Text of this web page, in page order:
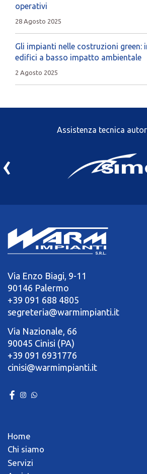
operativi
28 Agosto 2025
Gli impianti nelle costruzioni green:
edifici a basso impatto ambientale
2 Agosto 2025
Assistenza tecnica
‹
Via Enzo Biagi, 9-11
90146 Palermo
+39 091 688 4805
segreteria@warmimpianti.it
Via Nazionale, 66
90045 Cinisi (PA)
+39 091 6931776
cinisi@warmimpianti.it
Home
Chi siamo
Servizi